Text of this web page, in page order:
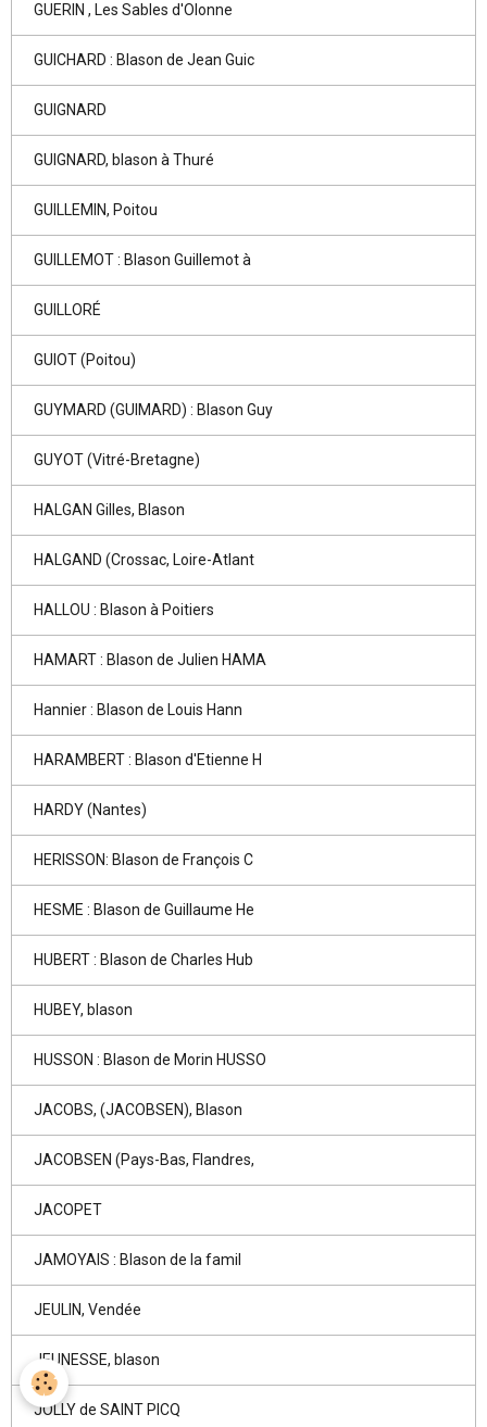
GUERIN , Les Sables d'Olonne
GUICHARD : Blason de Jean Guic
GUIGNARD
GUIGNARD, blason à Thuré
GUILLEMIN, Poitou
GUILLEMOT : Blason Guillemot à
GUILLORÉ
GUIOT (Poitou)
GUYMARD (GUIMARD) : Blason Guy
GUYOT (Vitré-Bretagne)
HALGAN Gilles, Blason
HALGAND (Crossac, Loire-Atlant
HALLOU : Blason à Poitiers
HAMART : Blason de Julien HAMA
Hannier : Blason de Louis Hann
HARAMBERT : Blason d'Etienne H
HARDY (Nantes)
HERISSON: Blason de François C
HESME : Blason de Guillaume He
HUBERT : Blason de Charles Hub
HUBEY, blason
HUSSON : Blason de Morin HUSSO
JACOBS, (JACOBSEN), Blason
JACOBSEN (Pays-Bas, Flandres,
JACOPET
JAMOYAIS : Blason de la famil
JEULIN, Vendée
JEUNESSE, blason
JOLLY de SAINT PICQ